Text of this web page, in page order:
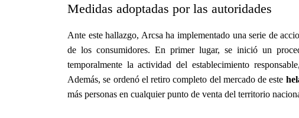
Medidas adoptadas por las autoridades
Ante este hallazgo, Arcsa ha implementado una serie de
de los consumidores. En primer lugar, se inició un
temporalmente la actividad del establecimiento
Además, se ordenó el retiro completo del mercado de este
más personas en cualquier punto de venta del territorio